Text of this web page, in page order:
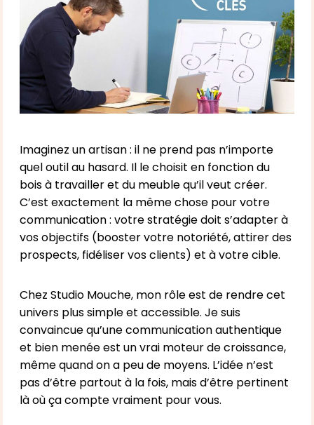
Imaginez un artisan : il ne prend pas n’importe
quel outil au hasard. Il le choisit en fonction du
bois à travailler et du meuble qu’il veut créer.
C’est exactement la même chose pour votre
communication : votre stratégie doit s’adapter à
vos objectifs (booster votre notoriété, attirer des
prospects, fidéliser vos clients) et à votre cible.
Chez Studio Mouche, mon rôle est de rendre cet
univers plus simple et accessible. Je suis
convaincue qu’une communication authentique
et bien menée est un vrai moteur de croissance,
même quand on a peu de moyens. L’idée n’est
pas d’être partout à la fois, mais d’être pertinent
là où ça compte vraiment pour vous.